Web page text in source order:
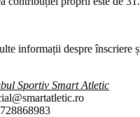
informații despre înscriere
Sportiv Smart Atletic